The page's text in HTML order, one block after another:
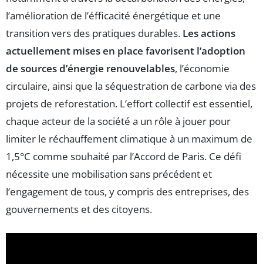
l’amélioration de l’éfficacité énergétique et une
transition vers des pratiques durables. Les actions
actuellement mises en place favorisent l’adoption
de sources d’énergie renouvelables, l’économie
circulaire, ainsi que la séquestration de carbone via des
projets de reforestation. L’effort collectif est essentiel,
chaque acteur de la société a un rôle à jouer pour
limiter le réchauffement climatique à un maximum de
1,5°C comme souhaité par l’Accord de Paris. Ce défi
nécessite une mobilisation sans précédent et
l’engagement de tous, y compris des entreprises, des
gouvernements et des citoyens.